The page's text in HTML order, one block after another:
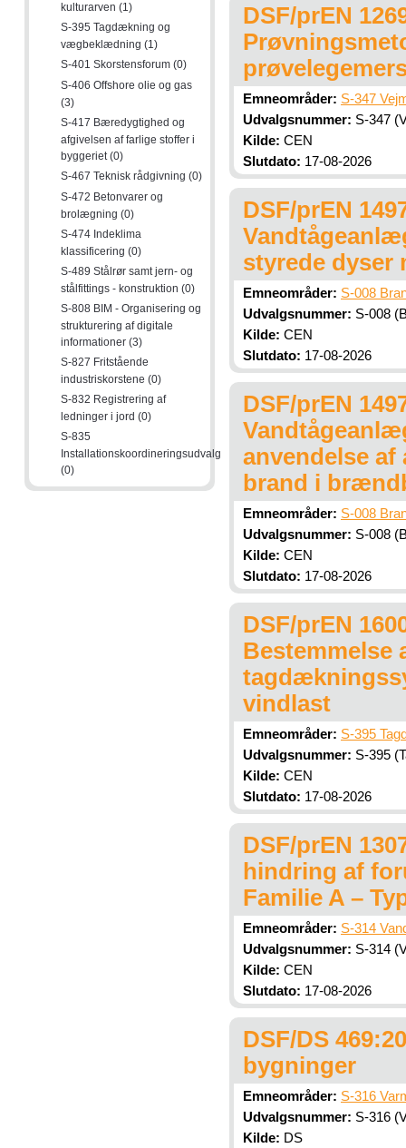
kulturarven (1)
S-395 Tagdækning og
vægbeklædning (1)
S-401 Skorstensforum (0)
S-406 Offshore olie og gas
(3)
S-417 Bæredygtighed og
afgivelsen af farlige stoffer i
byggeriet (0)
S-467 Teknisk rådgivning (0)
S-472 Betonvarer og
brolægning (0)
S-474 Indeklima
klassificering (0)
S-489 Stålrør samt jern- og
stålfittings - konstruktion (0)
S-808 BIM - Organisering og
strukturering af digitale
informationer (3)
S-827 Fritstående
industriskorstene (0)
S-832 Registrering af
ledninger i jord (0)
S-835
Installationskoordineringsudvalg
(0)
DSF/prEN
Emneområder: S-347
Udvalgsnummer: S-347
Kilde: CEN
Slutdato: 17-08-2026
DSF/prEN
styrede dyser
Emneområder: S-008
Udvalgsnummer: S-008
Kilde: CEN
Slutdato: 17-08-2026
DSF/prEN
anvendelse
brand i
Emneområder: S-008
Udvalgsnummer: S-008
Kilde: CEN
Slutdato: 17-08-2026
DSF/prEN
Bestemmelse
vindlast
Emneområder: S-395
Udvalgsnummer: S-395
Kilde: CEN
Slutdato: 17-08-2026
DSF/prEN
hindring af
Familie A –
Emneområder: S-314
Udvalgsnummer: S-314
Kilde: CEN
Slutdato: 17-08-2026
DSF/DS
bygninger
Emneområder: S-316
Udvalgsnummer: S-316
Kilde: DS